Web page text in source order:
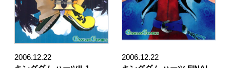
2006.12.22
2006.12.22